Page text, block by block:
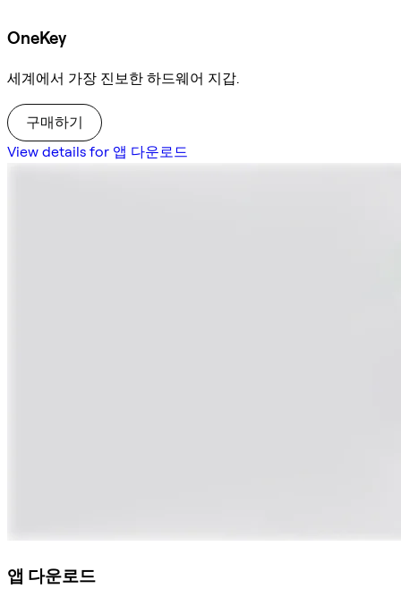
OneKey
세계에서 가장 진보한 하드웨어 지갑.
구매하기
View details for 앱 다운로드
앱 다운로드